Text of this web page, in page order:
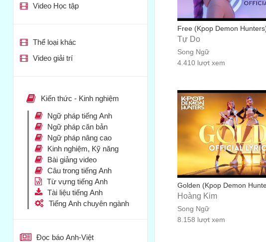
Video Học tập
Thể loại khác
Video giải trí
Kiến thức - Kinh nghiệm
Ngữ pháp tiếng Anh
Ngữ pháp căn bản
Ngữ pháp nâng cao
Kinh nghiệm, Kỹ năng
Bài giảng video
Câu trong tiếng Anh
Từ vựng tiếng Anh
Tài liệu tiếng Anh
Tiếng Anh chuyên ngành
Đọc báo Anh-Việt
Free (Kpop Demon Hunters)
Tự Do
Song Ngữ
4.410 lượt xem
Golden (Kpop Demon
Hoàng Kim
Song Ngữ
8.158 lượt xem